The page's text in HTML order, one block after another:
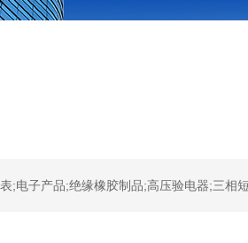
;电子产品;绝缘橡胶制品;高压验电器;三